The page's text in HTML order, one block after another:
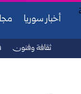
أخبار سوريا
ثقافة وفنون